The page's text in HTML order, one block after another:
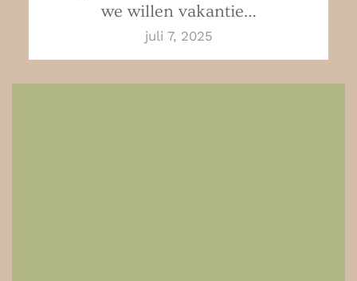
we willen vakantie…
juli 7, 2025